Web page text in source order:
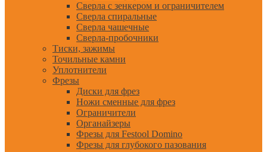
Сверла с зенкером и ограничителем
Сверла спиральные
Сверла чашечные
Сверла-пробочники
Тиски, зажимы
Точильные камни
Уплотнители
Фрезы
Диски для фрез
Ножи сменные для фрез
Ограничители
Органайзеры
Фрезы для Festool Domino
Фрезы для глубокого пазования